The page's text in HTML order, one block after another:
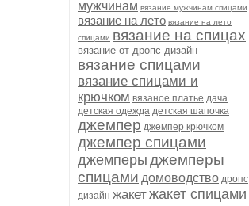
мужчинам вязание мужчинам спицами
вязание на лето вязание на лето
спицами вязание на спицах
вязание от дропс дизайн
вязание спицами
вязание спицами и
крючком вязаное платье дача
детская одежда детская шапочка
джемпер джемпер крючком
джемпер спицами
джемперы джемперы
спицами домоводство дропс
дизайн жакетжакет спицами